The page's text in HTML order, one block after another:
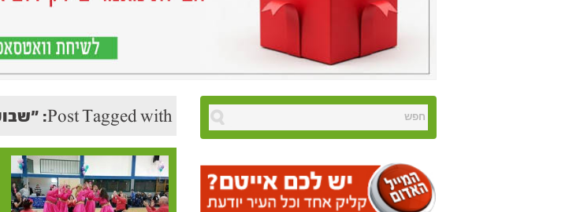
Post Tagged with: "שבוע הנגישות"